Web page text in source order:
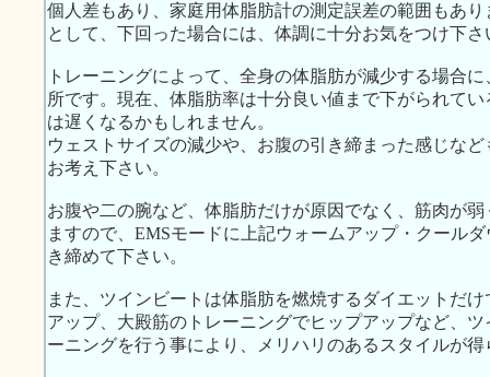
個人差もあり、家庭用体脂肪計の測定誤差の範囲もあ
として、下回った場合には、体調に十分お気をつけ下さ
トレーニングによって、全身の体脂肪が減少する場合
所です。現在、体脂肪率は十分良い値まで下がられて
は遅くなるかもしれません。
ウェストサイズの減少や、お腹の引き締まった感じな
お考え下さい。
お腹や二の腕など、体脂肪だけが原因でなく、筋肉が
ますので、EMSモードに上記ウォームアップ・クール
き締めて下さい。
また、ツインビートは体脂肪を燃焼するダイエットだ
アップ、大殿筋のトレーニングでヒップアップなど、
ーニングを行う事により、メリハリのあるスタイルが得